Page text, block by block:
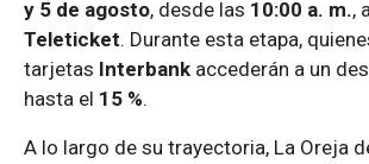
y 5 de agosto, desde las 10:00 a. m.,
Teleticket. Durante esta etapa,
tarjetas Interbank accederán a un
hasta el 15 %.
A lo largo de su trayectoria, La Oreja